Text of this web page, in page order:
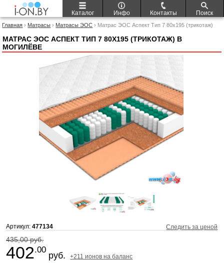
Каталог Инфо Контакты Поиск
Главная › Матрасы › Матрасы ЭОС › Матрас ЭОС Аспект Тип 7 80x195 (трикотаж)
МАТРАС ЭОС АСПЕКТ ТИП 7 80X195 (ТРИКОТАЖ) В
МОГИЛЁВЕ
Артикул:477134 Следить за ценой
435,00 руб.
402.00
руб. +211 ионов на баланс